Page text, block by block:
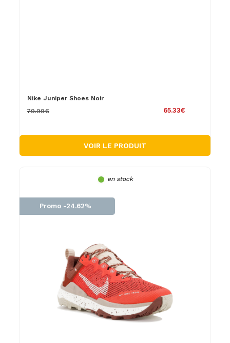
Nike Juniper Shoes Noir
65.33€
79.99€
VOIR LE PRODUIT
en stock
Promo -24.62%